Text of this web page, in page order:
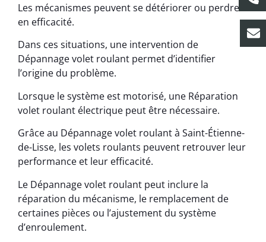
Les mécanismes peuvent se détériorer ou perdre
en efficacité.
Dans ces situations, une intervention de
Dépannage volet roulant permet d’identifier
l’origine du problème.
Lorsque le système est motorisé, une Réparation
volet roulant électrique peut être nécessaire.
Grâce au Dépannage volet roulant à Saint-Étienne-
de-Lisse, les volets roulants peuvent retrouver leur
performance et leur efficacité.
Le Dépannage volet roulant peut inclure la
réparation du mécanisme, le remplacement de
certaines pièces ou l’ajustement du système
d’enroulement.